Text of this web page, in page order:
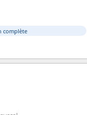
complète